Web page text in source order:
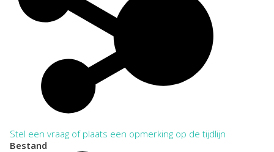
Stel een vraag of plaats een opmerking op de tijdlijn
Bestand